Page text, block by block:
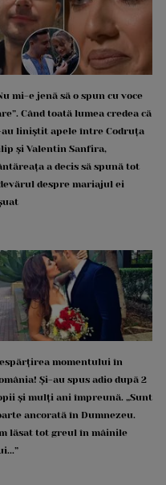
mi-e jenă să o spun cu voce
Când toată lumea credea că
liniștit apele între Codruța
și Valentin Sanfira,
a decis să spună tot
despre mariajul ei
momentului în
Și-au spus adio după 2
și mulți ani împreună. „Sunt
ancorată în Dumnezeu.
lăsat tot greul în mâinile